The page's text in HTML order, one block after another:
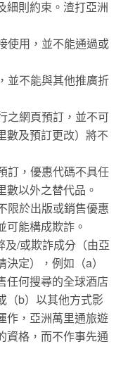
細則約束。渣打亞洲
使用，並不能通過或
並不能與其他推廣折
之網頁預訂，並不可
數及預訂更改）將不
訂，優惠代碼不具任
以外之替代品。
限於出版或銷售優惠
可能構成欺詐。
及/或欺詐成分（由亞
定），例如（a）
任何搜尋的全球酒店
（b）以其他方式影
作，亞洲萬里通旅遊
資格，而不作事先通